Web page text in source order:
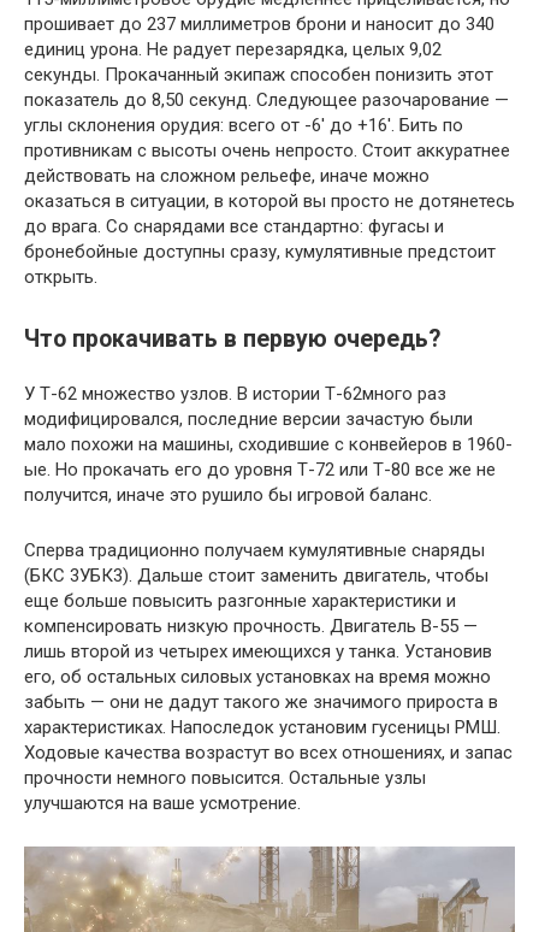
прошивает до 237 миллиметров брони и наносит до 340
единиц урона. Не радует перезарядка, целых 9,02
секунды. Прокачанный экипаж способен понизить этот
показатель до 8,50 секунд. Следующее разочарование —
углы склонения орудия: всего от -6' до +16'. Бить по
противникам с высоты очень непросто. Стоит аккуратнее
действовать на сложном рельефе, иначе можно
оказаться в ситуации, в которой вы просто не дотянетесь
до врага. Со снарядами все стандартно: фугасы и
бронебойные доступны сразу, кумулятивные предстоит
открыть.
Что прокачивать в первую очередь?
У Т-62 множество узлов. В истории Т-62много раз
модифицировался, последние версии зачастую были
мало похожи на машины, сходившие с конвейеров в 1960-
ые. Но прокачать его до уровня Т-72 или Т-80 все же не
получится, иначе это рушило бы игровой баланс.
Сперва традиционно получаем кумулятивные снаряды
(БКС 3УБК3). Дальше стоит заменить двигатель, чтобы
еще больше повысить разгонные характеристики и
компенсировать низкую прочность. Двигатель В-55 —
лишь второй из четырех имеющихся у танка. Установив
его, об остальных силовых установках на время можно
забыть — они не дадут такого же значимого прироста в
характеристиках. Напоследок установим гусеницы РМШ.
Ходовые качества возрастут во всех отношениях, и запас
прочности немного повысится. Остальные узлы
улучшаются на ваше усмотрение.